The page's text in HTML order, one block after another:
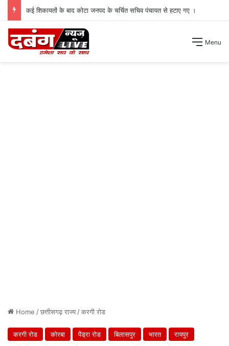
कई शिकायतों के बाद कोटा जनपद के चर्चित सचिव पंचायत से हटाए गए ।
Menu
Home /छत्तीसगढ़ राज्य/करगी रोड
करगी रोड कोरबा पेंड्रा रोड बिलासपुर भारत रायपुर